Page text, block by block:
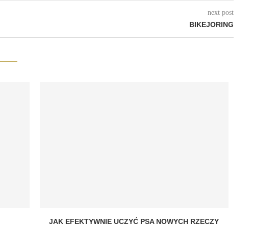
next post
BIKEJORING
JAK EFEKTYWNIE UCZYĆ PSA NOWYCH RZECZY